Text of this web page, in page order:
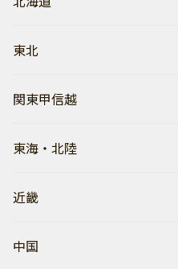
東北
関東甲信越
東海・北陸
近畿
中国